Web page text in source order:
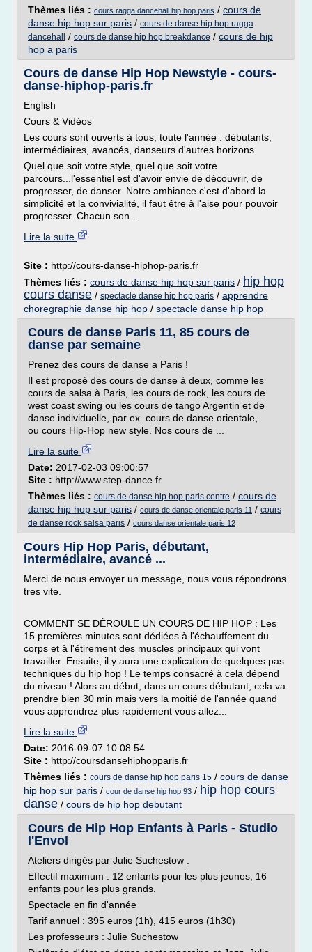
Thèmes liés : cours ragga dancehall hip hop paris / cours de
danse hip hop sur paris / cours de danse hip hop ragga
dancehall
/ cours de danse hip hop breakdance / cours de hip
hop a paris
Cours de danse Hip Hop Newstyle - cours-
danse-hiphop-paris.fr
English
Cours & Vidéos
Les cours sont ouverts à tous, toute l'année : débutants,
intermédiaires, avancés, danseurs d'autres horizons
Quel que soit votre style, quel que soit votre
parcours...l'essentiel est d'avoir envie de découvrir, de
progresser, de danser. Notre ambiance c'est d'abord la
simplicité et la convivialité, il faut être à l'aise pour pouvoir
progresser. Chacun son...
Lire la suite
Site : http://cours-danse-hiphop-paris.fr
Thèmes liés : cours de danse hip hop sur paris / hip hop
cours danse / spectacle danse hip hop paris / apprendre
choregraphie danse hip hop / spectacle danse hip hop
Cours de danse Paris 11, 85 cours de
danse par semaine
Prenez des cours de danse a Paris !
Il est proposé des cours de danse à deux, comme les
cours de salsa à Paris, les cours de rock, les cours de
west coast swing ou les cours de tango Argentin et de
danse individuelle, par ex. cours de danse orientale,
ou cours Hip-Hop new style. Nos cours de ...
Lire la suite
Date: 2017-02-03 09:00:57
Site : http://www.step-dance.fr
Thèmes liés : cours de danse hip hop paris centre / cours de
danse hip hop sur paris / cours de danse orientale paris 11 / cours
de danse rock salsa paris / cours danse orientale paris 12
Cours Hip Hop Paris, débutant,
intermédiaire, avancé ...
Merci de nous envoyer un message, nous vous répondrons
tres vite.
COMMENT SE DÉROULE UN COURS DE HIP HOP : Les
15 premières minutes sont dédiées à l'échauffement du
corps et à l'étirement des muscles principaux qui vont
travailler. Ensuite, il y aura une explication de quelques pas
techniques du hip hop ! Le temps consacré à cela dépend
du niveau ! Alors au début, dans un cours débutant, cela va
prendre bien 30 min mais vers la moitié de l'année quand
vous apprendrez plus rapidement vous allez...
Lire la suite
Date: 2016-09-07 10:08:54
Site : http://coursdansehiphopparis.fr
Thèmes liés : cours de danse hip hop paris 15 / cours de danse
hip hop sur paris / cour de danse hip hop 93 / hip hop cours
danse / cours de hip hop debutant
Cours de Hip Hop Enfants à Paris - Studio
l'Envol
Ateliers dirigés par Julie Suchestow .
Effectif maximum : 12 enfants pour les plus jeunes, 16
enfants pour les plus grands.
Spectacle en fin d'année
Tarif annuel : 395 euros (1h), 415 euros (1h30)
Les professeurs : Julie Suchestow